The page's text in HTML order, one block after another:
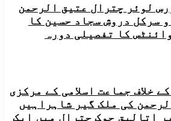
لوئر چترال عتیق الرحمن
سرکل دروش سجاد حسین کا
کا تفصیلی دورہ
خلاف جماعت اسلامی کے مرکزی
کی ملک گیر شاہراہیں
اتالیق چوک چترال میں ایک